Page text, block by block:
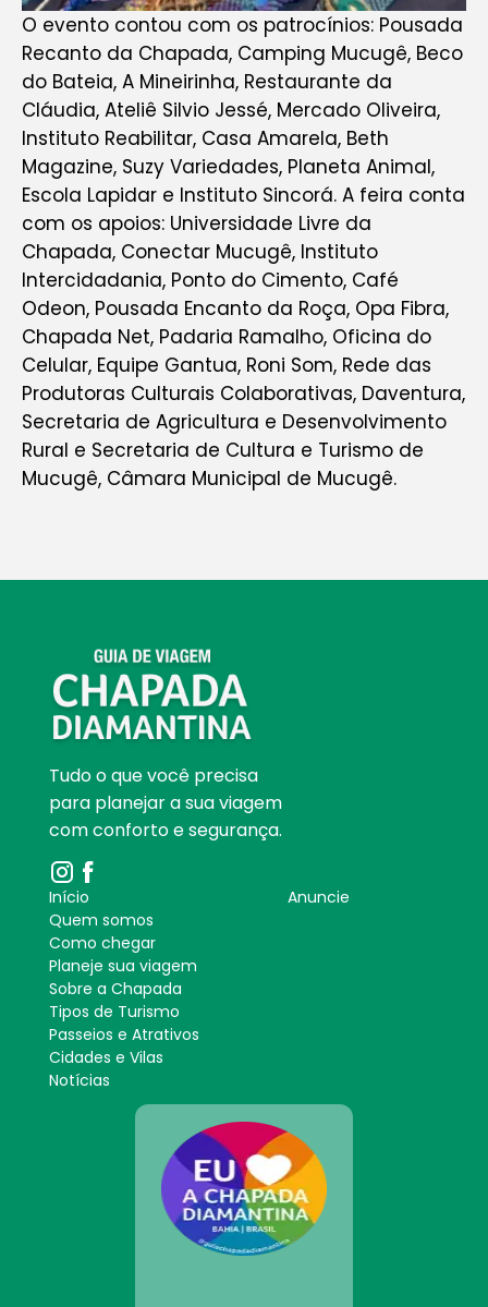
O evento contou com os patrocínios: Pousada
Recanto da Chapada, Camping Mucugê, Beco
do Bateia, A Mineirinha, Restaurante da
Cláudia, Ateliê Silvio Jessé, Mercado Oliveira,
Instituto Reabilitar, Casa Amarela, Beth
Magazine, Suzy Variedades, Planeta Animal,
Escola Lapidar e Instituto Sincorá. A feira conta
com os apoios: Universidade Livre da
Chapada, Conectar Mucugê, Instituto
Intercidadania, Ponto do Cimento, Café
Odeon, Pousada Encanto da Roça, Opa Fibra,
Chapada Net, Padaria Ramalho, Oficina do
Celular, Equipe Gantua, Roni Som, Rede das
Produtoras Culturais Colaborativas, Daventura,
Secretaria de Agricultura e Desenvolvimento
Rural e Secretaria de Cultura e Turismo de
Mucugê, Câmara Municipal de Mucugê.
Tudo o que você precisa
para planejar a sua viagem
com conforto e segurança.
Início
Quem somos
Como chegar
Planeje sua viagem
Sobre a Chapada
Tipos de Turismo
Passeios e Atrativos
Cidades e Vilas
Notícias
Anuncie